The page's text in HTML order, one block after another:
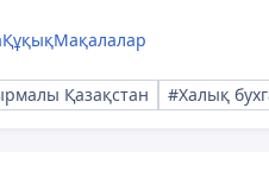
ҚұқықМақалалар
Қазақстан #Халық